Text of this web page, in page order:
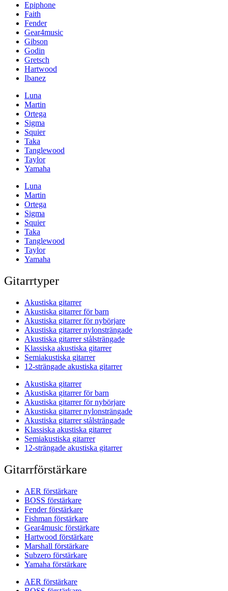
Epiphone
Faith
Fender
Gear4music
Gibson
Godin
Gretsch
Hartwood
Ibanez
Luna
Martin
Ortega
Sigma
Squier
Taka
Tanglewood
Taylor
Yamaha
Luna
Martin
Ortega
Sigma
Squier
Taka
Tanglewood
Taylor
Yamaha
Gitarrtyper
Akustiska gitarrer
Akustiska gitarrer för barn
Akustiska gitarrer för nybörjare
Akustiska gitarrer nylonsträngade
Akustiska gitarrer stålsträngade
Klassiska akustiska gitarrer
Semiakustiska gitarrer
12-strängade akustiska gitarrer
Akustiska gitarrer
Akustiska gitarrer för barn
Akustiska gitarrer för nybörjare
Akustiska gitarrer nylonsträngade
Akustiska gitarrer stålsträngade
Klassiska akustiska gitarrer
Semiakustiska gitarrer
12-strängade akustiska gitarrer
Gitarrförstärkare
AER förstärkare
BOSS förstärkare
Fender förstärkare
Fishman förstärkare
Gear4music förstärkare
Hartwood förstärkare
Marshall förstärkare
Subzero förstärkare
Yamaha förstärkare
AER förstärkare